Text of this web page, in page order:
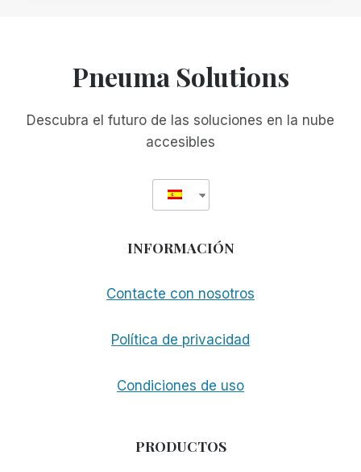
Pneuma Solutions
Descubra el futuro de las soluciones en la nube
accesibles
INFORMACIÓN
Contacte con nosotros
Política de privacidad
Condiciones de uso
PRODUCTOS